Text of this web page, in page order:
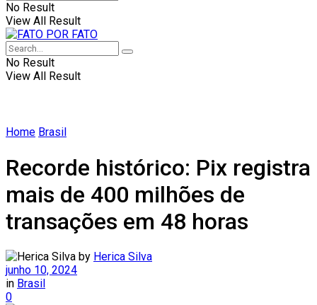
No Result
View All Result
No Result
View All Result
Home Brasil
Recorde histórico: Pix registra
mais de 400 milhões de
transações em 48 horas
by Herica Silva
junho 10, 2024
in Brasil
0